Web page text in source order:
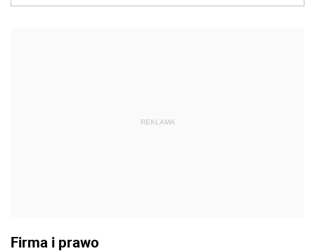
REKLAMA
Firma i prawo